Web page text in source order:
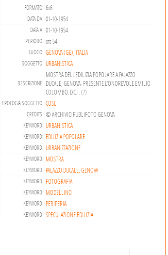
FORMATO: 6x6
DATA DA: 01-10-1954
DATA A: 01-10-1954
PERIODO: ott-54
LUOGO: GENOVA (GE), ITALIA
SOGGETTO: URBANISTICA
DESCRIZIONE:
MOSTRA DELL'EDILIZIA POPOLARE A PALAZZO
DUCALE, GENOVA- PRESENTE L'ONOREVOLE EMILIO
COLOMBO, D.C.I. (?)
TIPOLOGIA SOGGETTO: COSE
CREDITS: © ARCHIVIO PUBLIFOTO GENOVA
KEYWORD: URBANISTICA
KEYWORD: EDILIZIA POPOLARE
KEYWORD: URBANIZZAZIONE
KEYWORD: MOSTRA
KEYWORD: PALAZZO DUCALE, GENOVA
KEYWORD: FOTOGRAFIA
KEYWORD: MODELLINO
KEYWORD: PERIFERIA
KEYWORD: SPECULAZIONE EDILIZIA